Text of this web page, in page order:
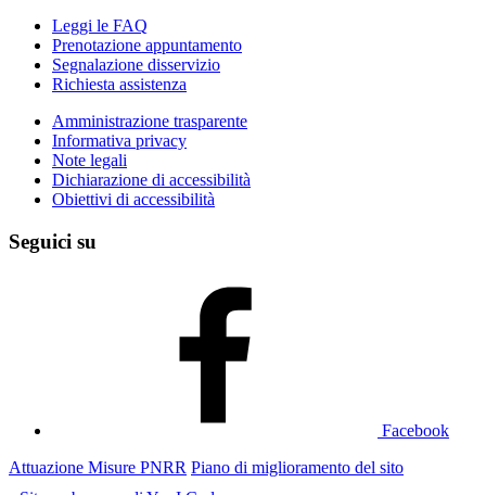
Leggi le FAQ
Prenotazione appuntamento
Segnalazione disservizio
Richiesta assistenza
Amministrazione trasparente
Informativa privacy
Note legali
Dichiarazione di accessibilità
Obiettivi di accessibilità
Seguici su
Facebook
Attuazione Misure PNRR Piano di miglioramento del sito